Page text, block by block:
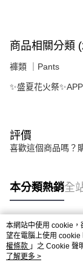
商品相關分類
褲類 ｜Pants
✨盛夏花火祭
評價
喜歡這個商品嗎？
本分類熱銷全
熱門標籤
本網站中使用 cookie
望在電腦上使用
權條款 」之 Cookie 聲
用條款之 Cookie 聲明
了解更多 >